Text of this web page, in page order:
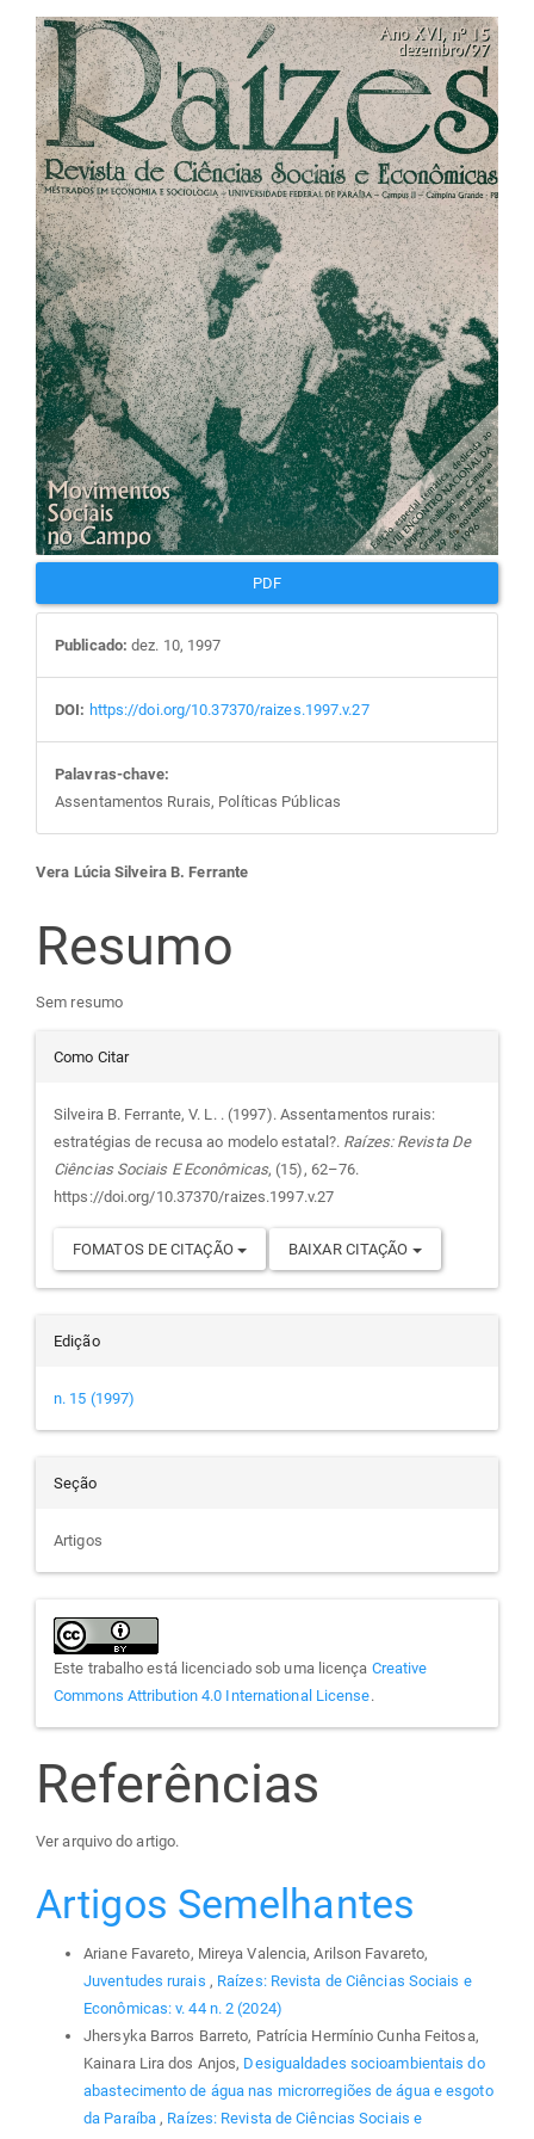
Barra
lateral
de
artigos
PDF
Publicado: dez. 10, 1997
DOI: https://doi.org/10.37370/raizes.1997.v.27
Palavras-chave:
Assentamentos Rurais, Políticas Públicas
Conteúdo
do
artigo
principal
Vera Lúcia Silveira B. Ferrante
Resumo
Sem resumo
Detalhes
do
artigo
Como Citar
Silveira B. Ferrante, V. L. . (1997). Assentamentos rurais:
estratégias de recusa ao modelo estatal?. Raízes: Revista De
Ciências Sociais E Econômicas, (15), 62–76.
https://doi.org/10.37370/raizes.1997.v.27
FOMATOS DE CITAÇÃO BAIXAR CITAÇÃO
Edição
n. 15 (1997)
Seção
Artigos
Este trabalho está licenciado sob uma licença Creative
Commons Attribution 4.0 International License.
Referências
Ver arquivo do artigo.
Artigos Semelhantes
Ariane Favareto, Mireya Valencia, Arilson Favareto,
Juventudes rurais , Raízes: Revista de Ciências Sociais e
Econômicas: v. 44 n. 2 (2024)
Jhersyka Barros Barreto, Patrícia Hermínio Cunha Feitosa,
Kainara Lira dos Anjos, Desigualdades socioambientais do
abastecimento de água nas microrregiões de água e esgoto
da Paraíba, Raízes: Revista de Ciências Sociais e